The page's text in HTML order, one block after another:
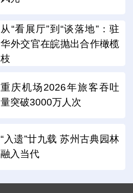
从“看展厅”到“谈落地”：驻
华外交官在皖抛出合作橄榄
枝
重庆机场2026年旅客吞吐
量突破3000万人次
“入遗”廿九载 苏州古典园林
融入当代